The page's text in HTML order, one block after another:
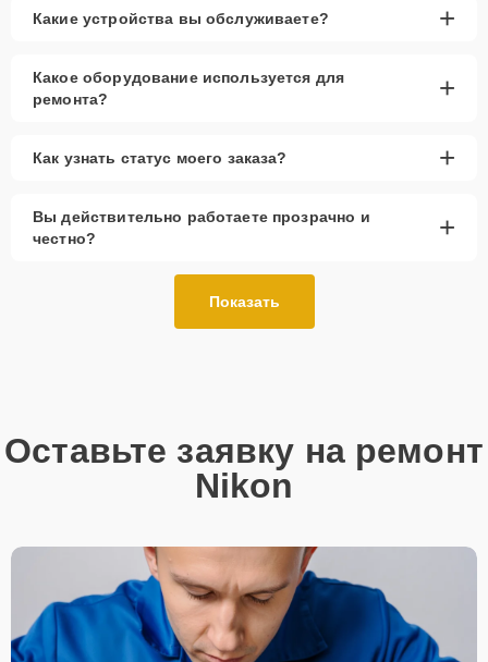
Какие устройства вы обслуживаете? +
Какое оборудование используется для
ремонта?
+
Как узнать статус моего заказа? +
Вы действительно работаете прозрачно и
честно?
+
Показать
Оставьте заявку на ремонт
Nikon